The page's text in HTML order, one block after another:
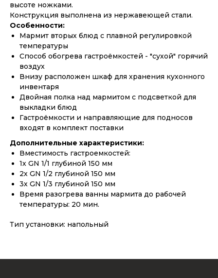
высоте ножками.
Конструкция выполнена из нержавеющей стали.
Особенности:
Мармит вторых блюд с плавной регулировкой
температуры
Способ обогрева гастроёмкостей - "сухой" горячий
воздух
Внизу расположен шкаф для хранения кухонного
инвентаря
Двойная полка над мармитом с подсветкой для
выкладки блюд
Гастроёмкости и направляющие для подносов
входят в комплект поставки
Дополнительные характеристики:
Вместимость гастроемкостей:
1х GN 1/1 глубиной 150 мм
2х GN 1/2 глубиной 150 мм
3х GN 1/3 глубиной 150 мм
Время разогрева ванны мармита до рабочей
температуры: 20 мин.
Тип установки: напольный